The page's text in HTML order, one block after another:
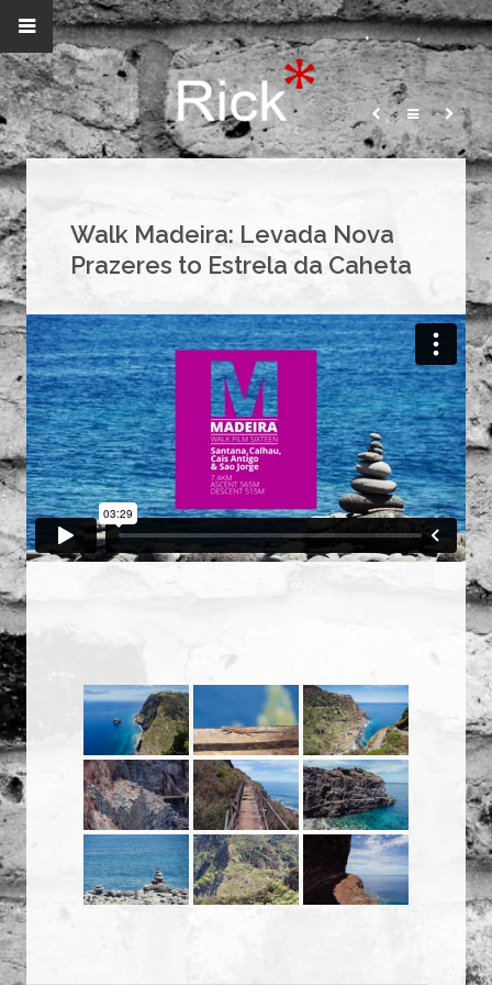
Walk Madeira: Levada Nova
Prazeres to Estrela da Caheta